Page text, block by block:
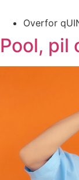
Overfor
Pool, pil